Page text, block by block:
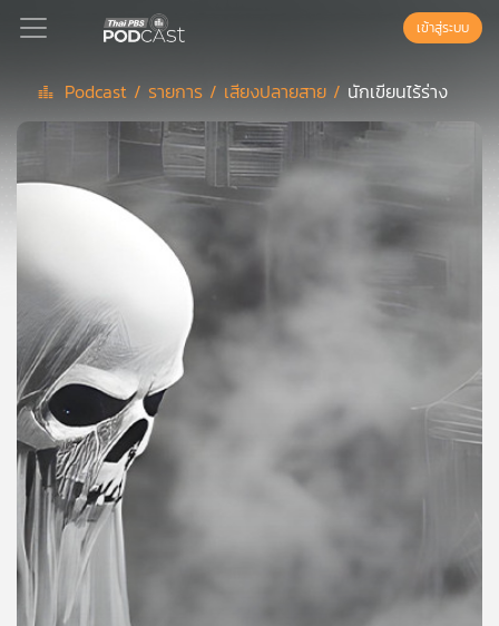
Podcast
ลิ
สต์
เพล
ย์
สต์
ของ
คุณ
เพลง
เข้าสู่ระบบ
Podcast / รายการ / เสียงปลายสาย / นักเขียนไร้ร่าง